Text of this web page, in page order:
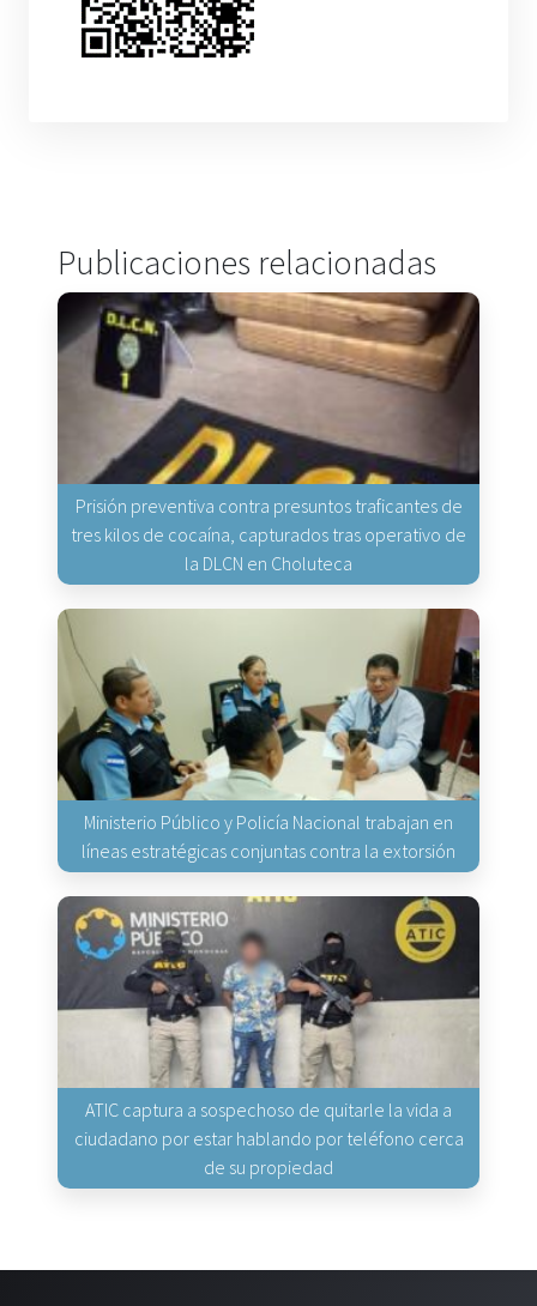
Publicaciones relacionadas
Prisión preventiva contra presuntos traficantes de
tres kilos de cocaína, capturados tras operativo de
la DLCN en Choluteca
Ministerio Público y Policía Nacional trabajan en
líneas estratégicas conjuntas contra la extorsión
ATIC captura a sospechoso de quitarle la vida a
ciudadano por estar hablando por teléfono cerca
de su propiedad